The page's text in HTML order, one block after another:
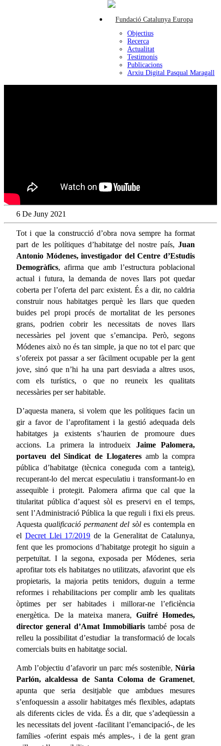
Objectius
Recerca
Actualitat
Testimonis
Publicacions
Arxiu Digital Pasqual Maragall
6 De Juny 2021
Tot i que la construcció d’obra nova sempre ha format
part de les polítiques d’habitatge del nostre país, Juan
Antonio Módenes, investigador del Centre d’Estudis
Demogràfics, afirma que amb l’estructura poblacional
actual i futura, la demanda de noves llars pot quedar
coberta per l’oferta del parc existent. És a dir, no caldria
construir nous habitatges perquè les llars que queden
buides pel propi procés de mortalitat de les persones
grans, podrien cobrir les necessitats de noves llars
necessàries pel jovent que s’emancipa. Però, segons
Módenes això no és tan simple, ja que no tot el parc que
s’ofereix pot passar a ser fàcilment ocupable per la gent
jove, sinó que n’hi ha una part desviada a altres usos,
com els turístics, o que no reuneix les qualitats
necessàries per ser habitable.
D’aquesta manera, si volem que les polítiques facin un
gir a favor de l’aprofitament i la gestió adequada dels
habitatges ja existents s’haurien de promoure dues
accions. La primera la introdueix Jaime Palomera,
portaveu del Sindicat de Llogateresamb la compra
pública d’habitatge (tècnica coneguda com a tanteig),
recuperant-lo del mercat especulatiu i transformant-lo en
assequible i protegit. Palomera afirma que cal que la
titularitat pública d’aquest sòl es preservi en el temps,
sent l’Administració Pública la que reguli i fixi els preus.
Aquestaqualificació permanent del sòles contempla en
el Decret Llei 17/2019 de la Generalitat de Catalunya,
fent que les promocions d’habitatge protegit ho siguin a
perpetuïtat. I la segona, exposada per Módenes, seria
aprofitar tots els habitatges no utilitzats, afavorint que els
propietaris, la majoria petits tenidors, duguin a terme
reformes i rehabilitacions per complir amb les qualitats
òptimes per ser habitades i millorar-ne l’eficiència
energètica. De la mateixa manera, Guifré Homedes,
director general d’Amat Immobiliaris també posa de
relleu la possibilitat d’estudiar la transformació de locals
comercials buits en habitatge social.
Amb l’objectiu d’afavorir un parc més sostenible, Núria
Parlón, alcaldessa de Santa Coloma de Gramenet,
apunta que seria desitjable que ambdues mesures
s’enfoquessin a assolir habitatges més flexibles, adaptats
als diferents cicles de vida. És a dir, que s’adeqüessin a
les necessitats del jovent -facilitant l’emancipació-, de les
famílies -oferint espais més amples-, i de la gent gran